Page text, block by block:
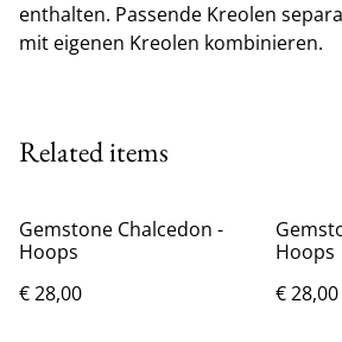
enthalten. Passende Kreolen
mit eigenen Kreolen kombinieren.
Related items
Gemstone Chalcedon -
Hoops
€ 28,00
Hoops
€ 28,00